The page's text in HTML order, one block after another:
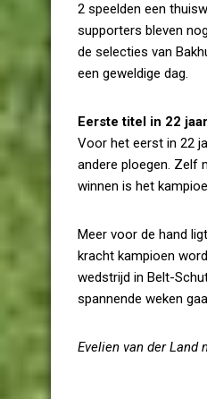
2 speelden een
supporters bleven
de selecties van
een geweldige dag.
Eerste titel in 22
Voor het eerst in 22
andere ploegen. Zelf
winnen is het
Meer voor de hand
kracht kampioen
wedstrijd in Belt-
spannende weken
Evelien van der Land